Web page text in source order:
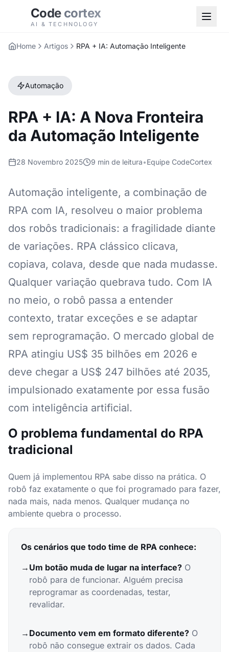
Code cortex
AI & TECHNOLOGY
Home Artigos RPA + IA: Automação Inteligente
Automação
RPA + IA: A Nova Fronteira
da Automação Inteligente
28 Novembro 2025 9 min de leitura•Equipe CodeCortex
Automação inteligente, a combinação de
RPA com IA, resolveu o maior problema
dos robôs tradicionais: a fragilidade diante
de variações. RPA clássico clicava,
copiava, colava, desde que nada mudasse.
Qualquer variação quebrava tudo. Com IA
no meio, o robô passa a entender
contexto, tratar exceções e se adaptar
sem reprogramação. O mercado global de
RPA atingiu US$ 35 bilhões em 2026 e
deve chegar a US$ 247 bilhões até 2035,
impulsionado exatamente por essa fusão
com inteligência artificial.
O problema fundamental do RPA
tradicional
Quem já implementou RPA sabe disso na prática. O
robô faz exatamente o que foi programado para fazer,
nada mais, nada menos. Qualquer mudança no
ambiente quebra o processo.
Os cenários que todo time de RPA conhece:
→ Um botão muda de lugar na interface? O
robô para de funcionar. Alguém precisa
reprogramar as coordenadas, testar,
revalidar.
→ Documento vem em formato diferente? O
robô não consegue extrair os dados. Cada